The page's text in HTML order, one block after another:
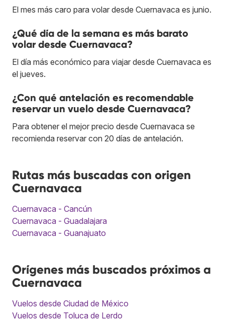
El mes más caro para volar desde Cuernavaca es junio.
¿Qué día de la semana es más barato
volar desde Cuernavaca?
El día más económico para viajar desde Cuernavaca es
el jueves.
¿Con qué antelación es recomendable
reservar un vuelo desde Cuernavaca?
Para obtener el mejor precio desde Cuernavaca se
recomienda reservar con 20 días de antelación.
Rutas más buscadas con origen
Cuernavaca
Cuernavaca - Cancún
Cuernavaca - Guadalajara
Cuernavaca - Guanajuato
Orígenes más buscados próximos a
Cuernavaca
Vuelos desde Ciudad de México
Vuelos desde Toluca de Lerdo